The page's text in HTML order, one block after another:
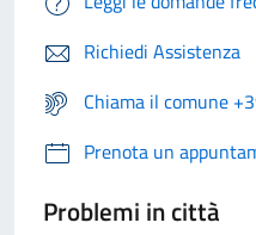
Richiedi Assistenza
Chiama il comune
Prenota un
Problemi in città